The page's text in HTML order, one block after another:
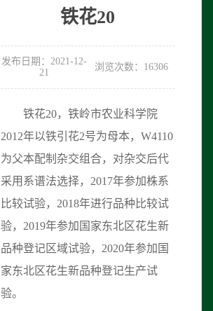
铁花20
发布日期：2021-12-
21
浏览次数：16306
铁花20，铁岭市农业科学院
2012年以铁引花2号为母本，W4110
为父本配制杂交组合，对杂交后代
采用系谱法选择，2017年参加株系
比较试验，2018年进行品种比较试
验，2019年参加国家东北区花生新
品种登记区域试验，2020年参加国
家东北区花生新品种登记生产试
验。